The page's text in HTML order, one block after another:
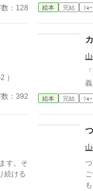
：128 絵本 完結 ｼｮ
2 ）
：392 絵本 完結 ｼｮ
す。そ